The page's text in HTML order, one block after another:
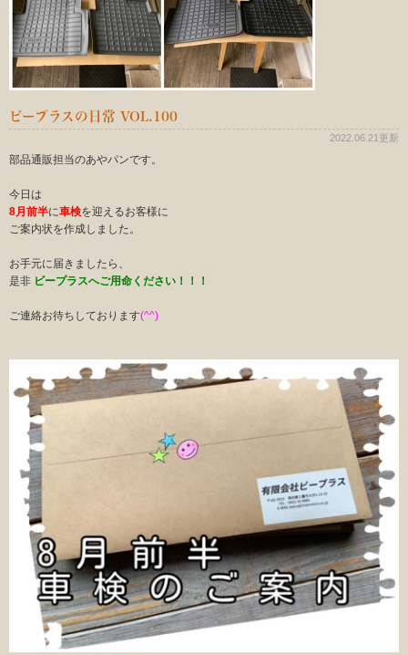
ビープラスの日常 VOL.100
2022.06.21更新
部品通販担当のあやパンです。
今日は
8月前半に車検を迎えるお客様に
ご案内状を作成しました。
お手元に届きましたら、
是非 ビープラスへご用命ください！！！
ご連絡お待ちしております(^^)